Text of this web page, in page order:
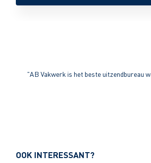
"AB Vakwerk is het beste uitzendbureau
OOK INTERESSANT?